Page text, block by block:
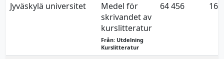
Jyväskylä universitet
Medel för
skrivandet av
kurslitteratur
Från: Utdelning
Kurslitteratur
64 456